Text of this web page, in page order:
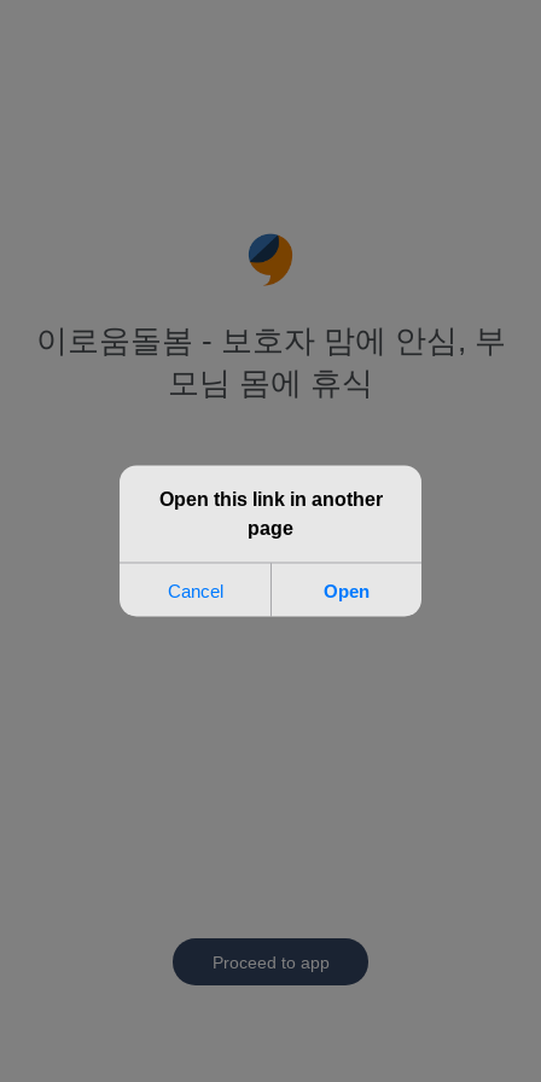
이로움돌봄 - 보호자 맘에 안심, 부
모님 몸에 휴식
Proceed to app